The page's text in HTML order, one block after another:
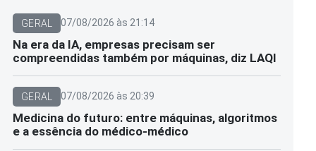
GERAL 07/08/2026 às 21:14
Na era da IA, empresas precisam ser
compreendidas também por máquinas, diz LAQI
GERAL 07/08/2026 às 20:39
Medicina do futuro: entre máquinas, algoritmos
e a essência do médico-médico